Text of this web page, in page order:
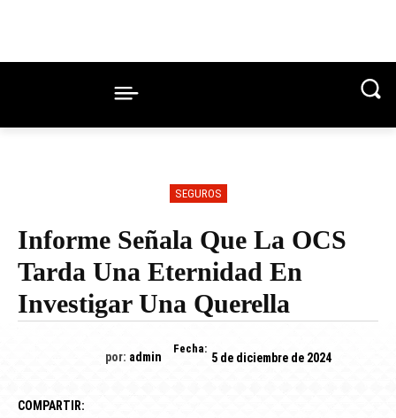
SEGUROS
Informe Señala Que La OCS
Tarda Una Eternidad En
Investigar Una Querella
por: admin
Fecha:
5 de diciembre de 2024
COMPARTIR: